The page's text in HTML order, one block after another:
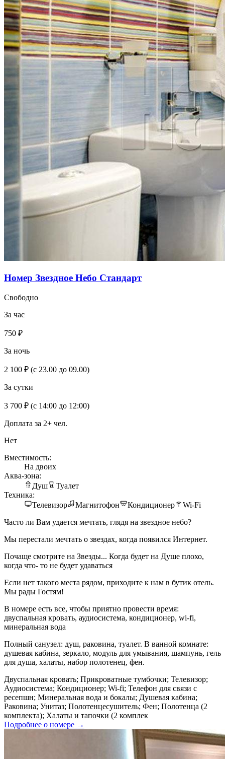
Номер Звездное Небо Стандарт
Свободно
За час
750 ₽
За ночь
2 100 ₽ (с 23.00 до 09.00)
За сутки
3 700 ₽ (с 14:00 до 12:00)
Доплата за 2+ чел.
Нет
Вместимость:
На двоих
Аква-зона:
Душ
Туалет
Техника:
Телевизор
Магнитофон Кондиционер
Wi-Fi
Часто ли Вам удается мечтать, глядя на звездное небо?
Мы перестали мечтать о звездах, когда появился Интернет.
Почаще смотрите на Звезды... Когда будет на Душе плохо,
когда что- то не будет удаваться
Если нет такого места рядом, приходите к нам в бутик отель.
Мы рады Гостям!
В номере есть все, чтобы приятно провести время:
двуспальная кровать, аудиосистема, кондиционер, wi-fi,
минеральная вода
Полный санузел: душ, раковина, туалет. В ванной комнате:
душевая кабина, зеркало, модуль для умывания, шампунь, гель
для душа, халаты, набор полотенец, фен.
Двуспальная кровать; Прикроватные тумбочки; Телевизор;
Аудиосистема; Кондиционер; Wi-fi; Телефон для связи с
ресепшн; Минеральная вода и бокалы; Душевая кабина;
Раковина; Унитаз; Полотенцесушитель; Фен; Полотенца (2
комплекта); Халаты и тапочки (2 комплек
Подробнее о номере →